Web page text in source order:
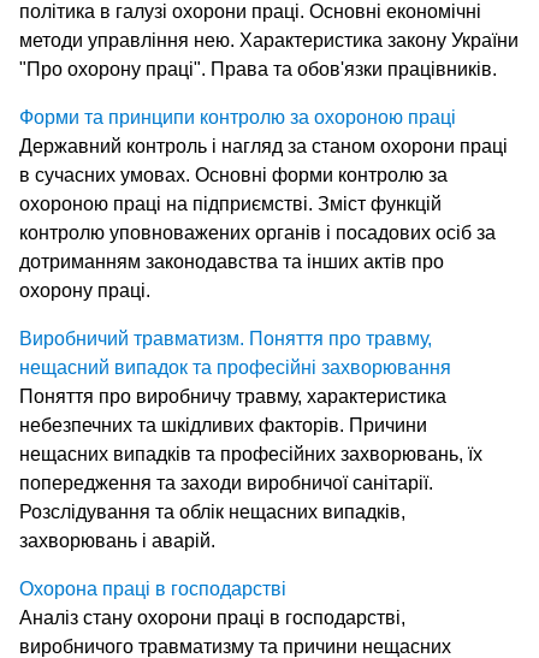
політика в галузі охорони праці. Основні економічні
методи управління нею. Характеристика закону України
"Про охорону праці". Права та обов'язки працівників.
Форми та принципи контролю за охороною праці
Державний контроль і нагляд за станом охорони праці
в сучасних умовах. Основні форми контролю за
охороною праці на підприємстві. Зміст функцій
контролю уповноважених органів і посадових осіб за
дотриманням законодавства та інших актів про
охорону праці.
Виробничий травматизм. Поняття про травму,
нещасний випадок та професійні захворювання
Поняття про виробничу травму, характеристика
небезпечних та шкідливих факторів. Причини
нещасних випадків та професійних захворювань, їх
попередження та заходи виробничої санітарії.
Розслідування та облік нещасних випадків,
захворювань і аварій.
Охорона праці в господарстві
Аналіз стану охорони праці в господарстві,
виробничого травматизму та причини нещасних